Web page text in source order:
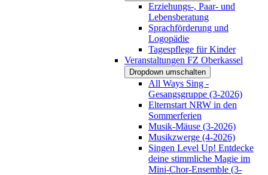
Erziehungs-, Paar- und
Lebensberatung
Sprachförderung und
Logopädie
Tagespflege für Kinder
Veranstaltungen FZ Oberkassel
Dropdown umschalten
All Ways Sing -
Gesangsgruppe (3-2026)
Elternstart NRW in den
Sommerferien
Musik-Mäuse (3-2026)
Musikzwerge (4-2026)
Singen Level Up! Entdecke
deine stimmliche Magie im
Mini-Chor-Ensemble (3-